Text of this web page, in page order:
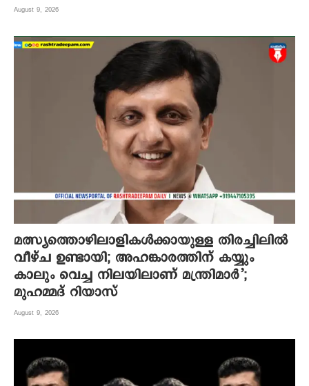
August 9, 2026
മത്സ്യത്തൊഴിലാളികൾക്കായുള്ള തിരച്ചിലിൽ
വീഴ്ച ഉണ്ടായി; അഹങ്കാരത്തിന് കയ്യും
കാലും വെച്ച നിലയിലാണ് മന്ത്രിമാർ’;
മുഹമ്മദ് റിയാസ്
August 9, 2026